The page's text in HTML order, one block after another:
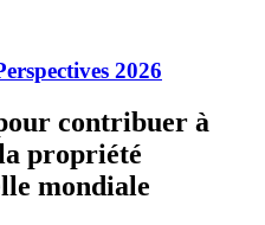
2026
contribuer à
propriété
mondiale